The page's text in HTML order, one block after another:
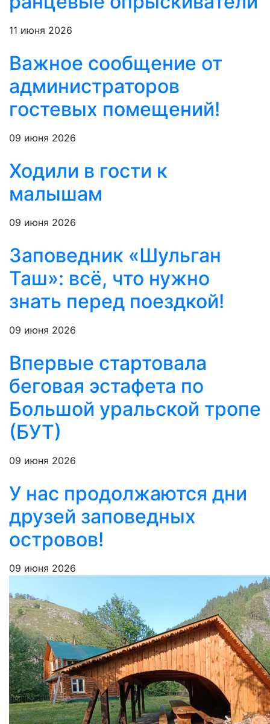
11 июня 2026
Важное сообщение от
администраторов
гостевых помещений!
09 июня 2026
Ходили в гости к
малышам
09 июня 2026
Заповедник «Шульган
Таш»: всё, что нужно
знать перед поездкой!
09 июня 2026
Впервые стартовала
беговая эстафета по
Большой уральской тропе
(БУТ)
09 июня 2026
У нас продолжаются дни
друзей заповедных
островов!
09 июня 2026